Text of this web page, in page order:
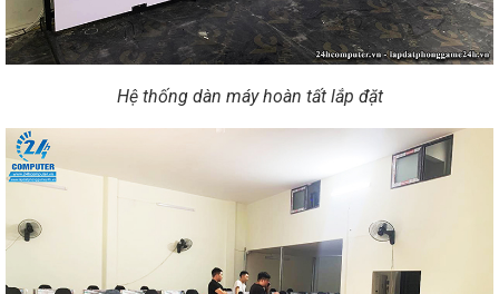
Hệ thống dàn máy hoàn tất lắp đặt